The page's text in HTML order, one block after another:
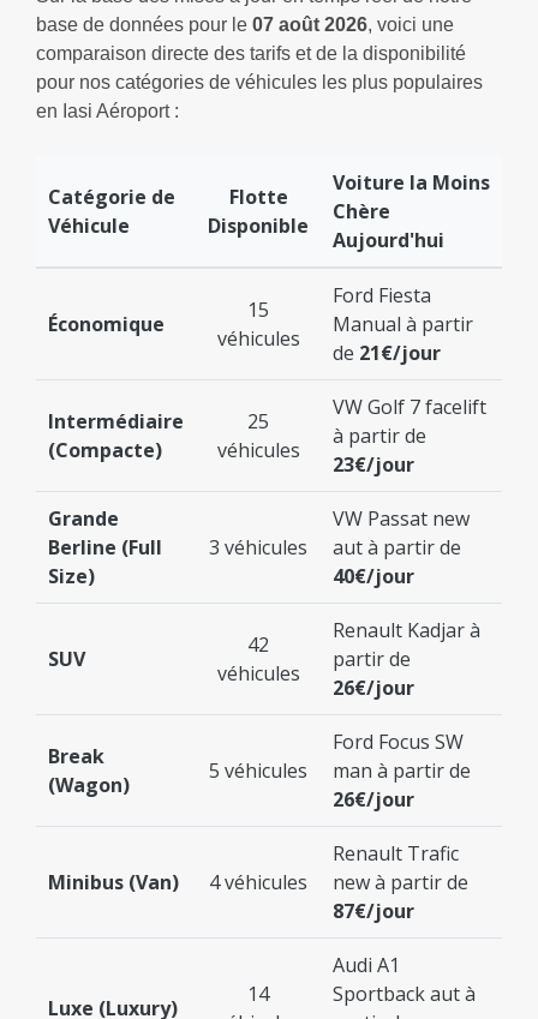
base de données pour le 07 août 2026, voici une
comparaison directe des tarifs et de la disponibilité
pour nos catégories de véhicules les plus populaires
en Iasi Aéroport :
Catégorie de
Véhicule
Flotte
Disponible
Voiture la Moins
Chère
Aujourd'hui
Économique
15
véhicules
Ford Fiesta
Manual à partir
de 21€/jour
Intermédiaire
(Compacte)
25
véhicules
VW Golf 7 facelift
à partir de
23€/jour
Grande
Berline (Full
Size)
3 véhicules
VW Passat new
aut à partir de
40€/jour
SUV
42
véhicules
Renault Kadjar à
partir de
26€/jour
Break
(Wagon)
5 véhicules
Ford Focus SW
man à partir de
26€/jour
Minibus (Van) 4 véhicules
Renault Trafic
new à partir de
87€/jour
Luxe (Luxury)
14
Audi A1
Sportback aut à